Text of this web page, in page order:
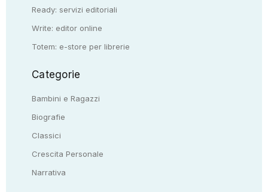
Ready: servizi editoriali
Write: editor online
Totem: e-store per librerie
Categorie
Bambini e Ragazzi
Biografie
Classici
Crescita Personale
Narrativa